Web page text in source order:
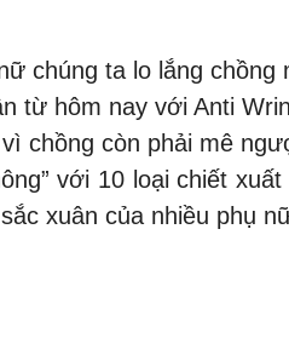
chúng ta lo lắng chồng
hôm nay với Anti
chồng còn phải mê
với 10 loại chiết
xuân của nhiều phụ